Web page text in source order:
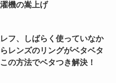
機の嵩上げ
フ、しばらく使っていなか
レンズのリングがベタベタ
の方法でベタつき解決！